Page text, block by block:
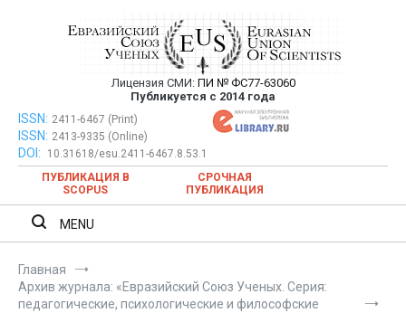
Евразийский Союз Ученых —
публикация научных статей в
ежемесячном научном журнале
Лицензия СМИ: ПИ № ФС77-63060
Публикуется с 2014 года
Евразийский Союз Ученых — публикация научных статей в
ежемесячном научном журнале
ISSN: 2411-6467 (Print)
ISSN: 2413-9335 (Online)
DOI:
10.31618/esu.2411-6467.8.53.1
ПУБЛИКАЦИЯ В
SCOPUS
СРОЧНАЯ
ПУБЛИКАЦИЯ
MENU
Главная
Архив журнала: «Евразийский Союз Ученых. Серия:
педагогические, психологические и философские